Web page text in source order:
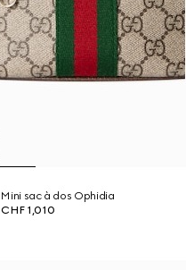
Mini sac à dos Ophidia
CHF 1,010